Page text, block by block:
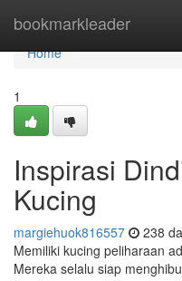
bookmarkleader
Home
Home
1
Inspirasi
Kucing
margiehuok816557 238
Memiliki kucing peliharaan
Mereka selalu siap